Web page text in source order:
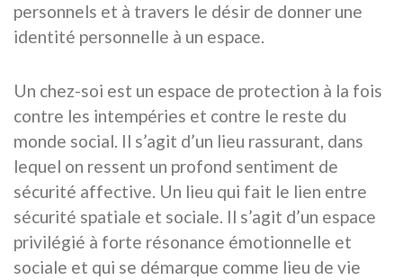
personnels et à travers le désir de donner une
identité personnelle à un espace.
Un chez-soi est un espace de protection à la fois
contre les intempéries et contre le reste du
monde social. Il s’agit d’un lieu rassurant, dans
lequel on ressent un profond sentiment de
sécurité affective. Un lieu qui fait le lien entre
sécurité spatiale et sociale. Il s’agit d’un espace
privilégié à forte résonance émotionnelle et
sociale et qui se démarque comme lieu de vie